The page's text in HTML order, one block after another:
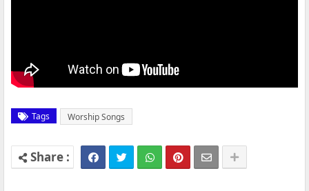
Tags Worship Songs